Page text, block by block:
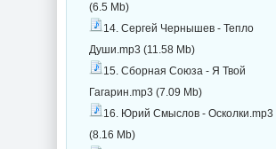
(6.5 Mb)
14. Сергей Чернышев - Тепло
Души.mp3 (11.58 Mb)
15. Сборная Союза - Я Твой
Гагарин.mp3 (7.09 Mb)
16. Юрий Смыслов - Осколки.mp3
(8.16 Mb)